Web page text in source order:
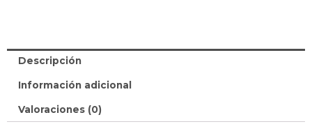
Descripción
Información adicional
Valoraciones (0)